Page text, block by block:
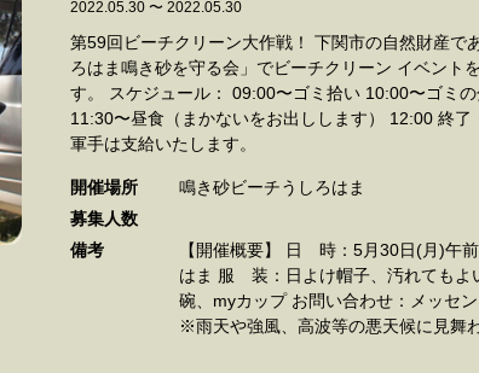
2022.05.30 〜 2022.05.30
第59回ビーチクリーン大作戦！ 下関市の自然財産で
ろはま鳴き砂を守る会」でビーチクリーン イベント
す。 スケジュール： 09:00〜ゴミ拾い 10:00〜ゴミの分別 11:00〜集計記録、撮影、片付け
11:30〜昼食（まかないをお出しします） 12:00 終
軍手は支給いたします。
開催場所
鳴き砂ビーチうしろはま
募集⼈数
備考
【開催概要】 日 時：5月30日(月)午
はま 服 装：日よけ帽子、汚れてもよ
碗、myカップ お問い合わせ：メッセンジャー又は「ushirohama@gmail.com」まで
※雨天や強風、高波等の悪天候に見舞